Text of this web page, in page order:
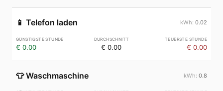
📱 Telefon laden 0.02
€ 0.00 € 0.00 € 0.00
👕 Waschmaschine 0.8